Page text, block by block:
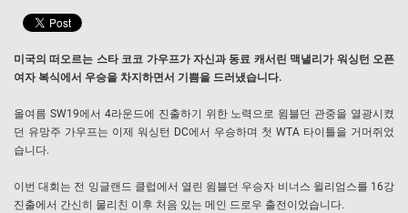
미국의 떠오르는 스타 코코 가우프가 자신과 동료 캐서린 맥낼리가 워싱턴 오픈
여자 복식에서 우승을 차지하면서 기쁨을 드러냈습니다.
올여름 SW19에서 4라운드에 진출하기 위한 노력으로 윔블던 관중을 열광시켰
던 유망주 가우프는 이제 워싱턴 DC에서 우승하며 첫 WTA 타이틀을 거머쥐었
습니다.
이번 대회는 전 잉글랜드 클럽에서 열린 윔블던 우승자 비너스 윌리엄스를 16강
진출에서 간신히 물리친 이후 처음 있는 메인 드로우 출전이었습니다.